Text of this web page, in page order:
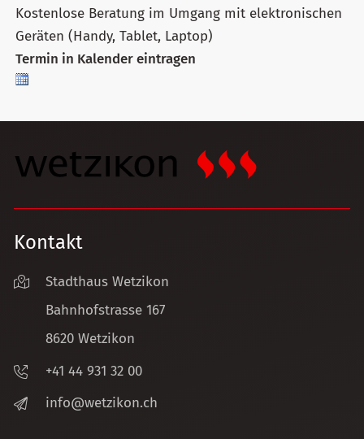
Kostenlose Beratung im Umgang mit elektronischen
Geräten (Handy, Tablet, Laptop)
Termin in Kalender eintragen
Kontakt
Stadthaus Wetzikon
Bahnhofstrasse 167
8620 Wetzikon
+41 44 931 32 00
nf
w tz k n ch